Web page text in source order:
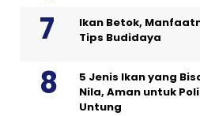
Ikan Betok,
Tips Budidaya
5 Jenis Ikan yang
Nila, Aman untuk
Untung